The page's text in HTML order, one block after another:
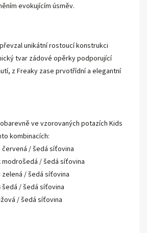
evokujícím úsměv.
unikátní rostoucí konstrukci
tvar zádové opěrky podporující
z Freaky zase prvotřídní a elegantní
ve vzorovaných potazích Kids
kombinacích:
červená / šedá síťovina
modrošedá / šedá síťovina
zelená / šedá síťovina
šedá / šedá síťovina
/ šedá síťovina